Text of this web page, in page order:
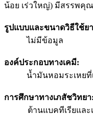
น้อย เร่วใหญ่) มีสรรพคุ
รูปแบบและขนาดวิธีใช้ย
ไม่มีข้อมูล
องค์ประกอบทางเคมี:
น้ำมันหอมระเหยที่เป็น
การศึกษาทางเภสัชวิทยา:
ต้านแบคทีเรียและเชื้อ